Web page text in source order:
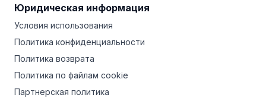
Юридическая информация
Условия использования
Политика конфиденциальности
Политика возврата
Политика по файлам cookie
Партнерская политика